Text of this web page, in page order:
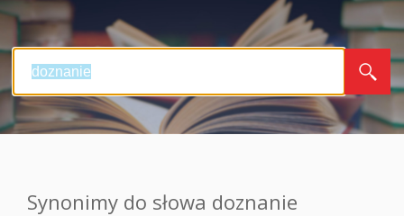
Synonimy do słowa doznanie